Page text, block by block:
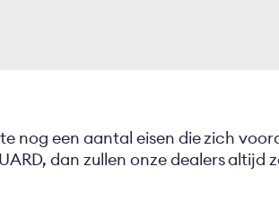
nog een aantal eisen die zich
dan zullen onze dealers